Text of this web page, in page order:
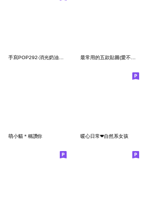
萌小貓＊稱讚你 暖心日常❤自然系女孩